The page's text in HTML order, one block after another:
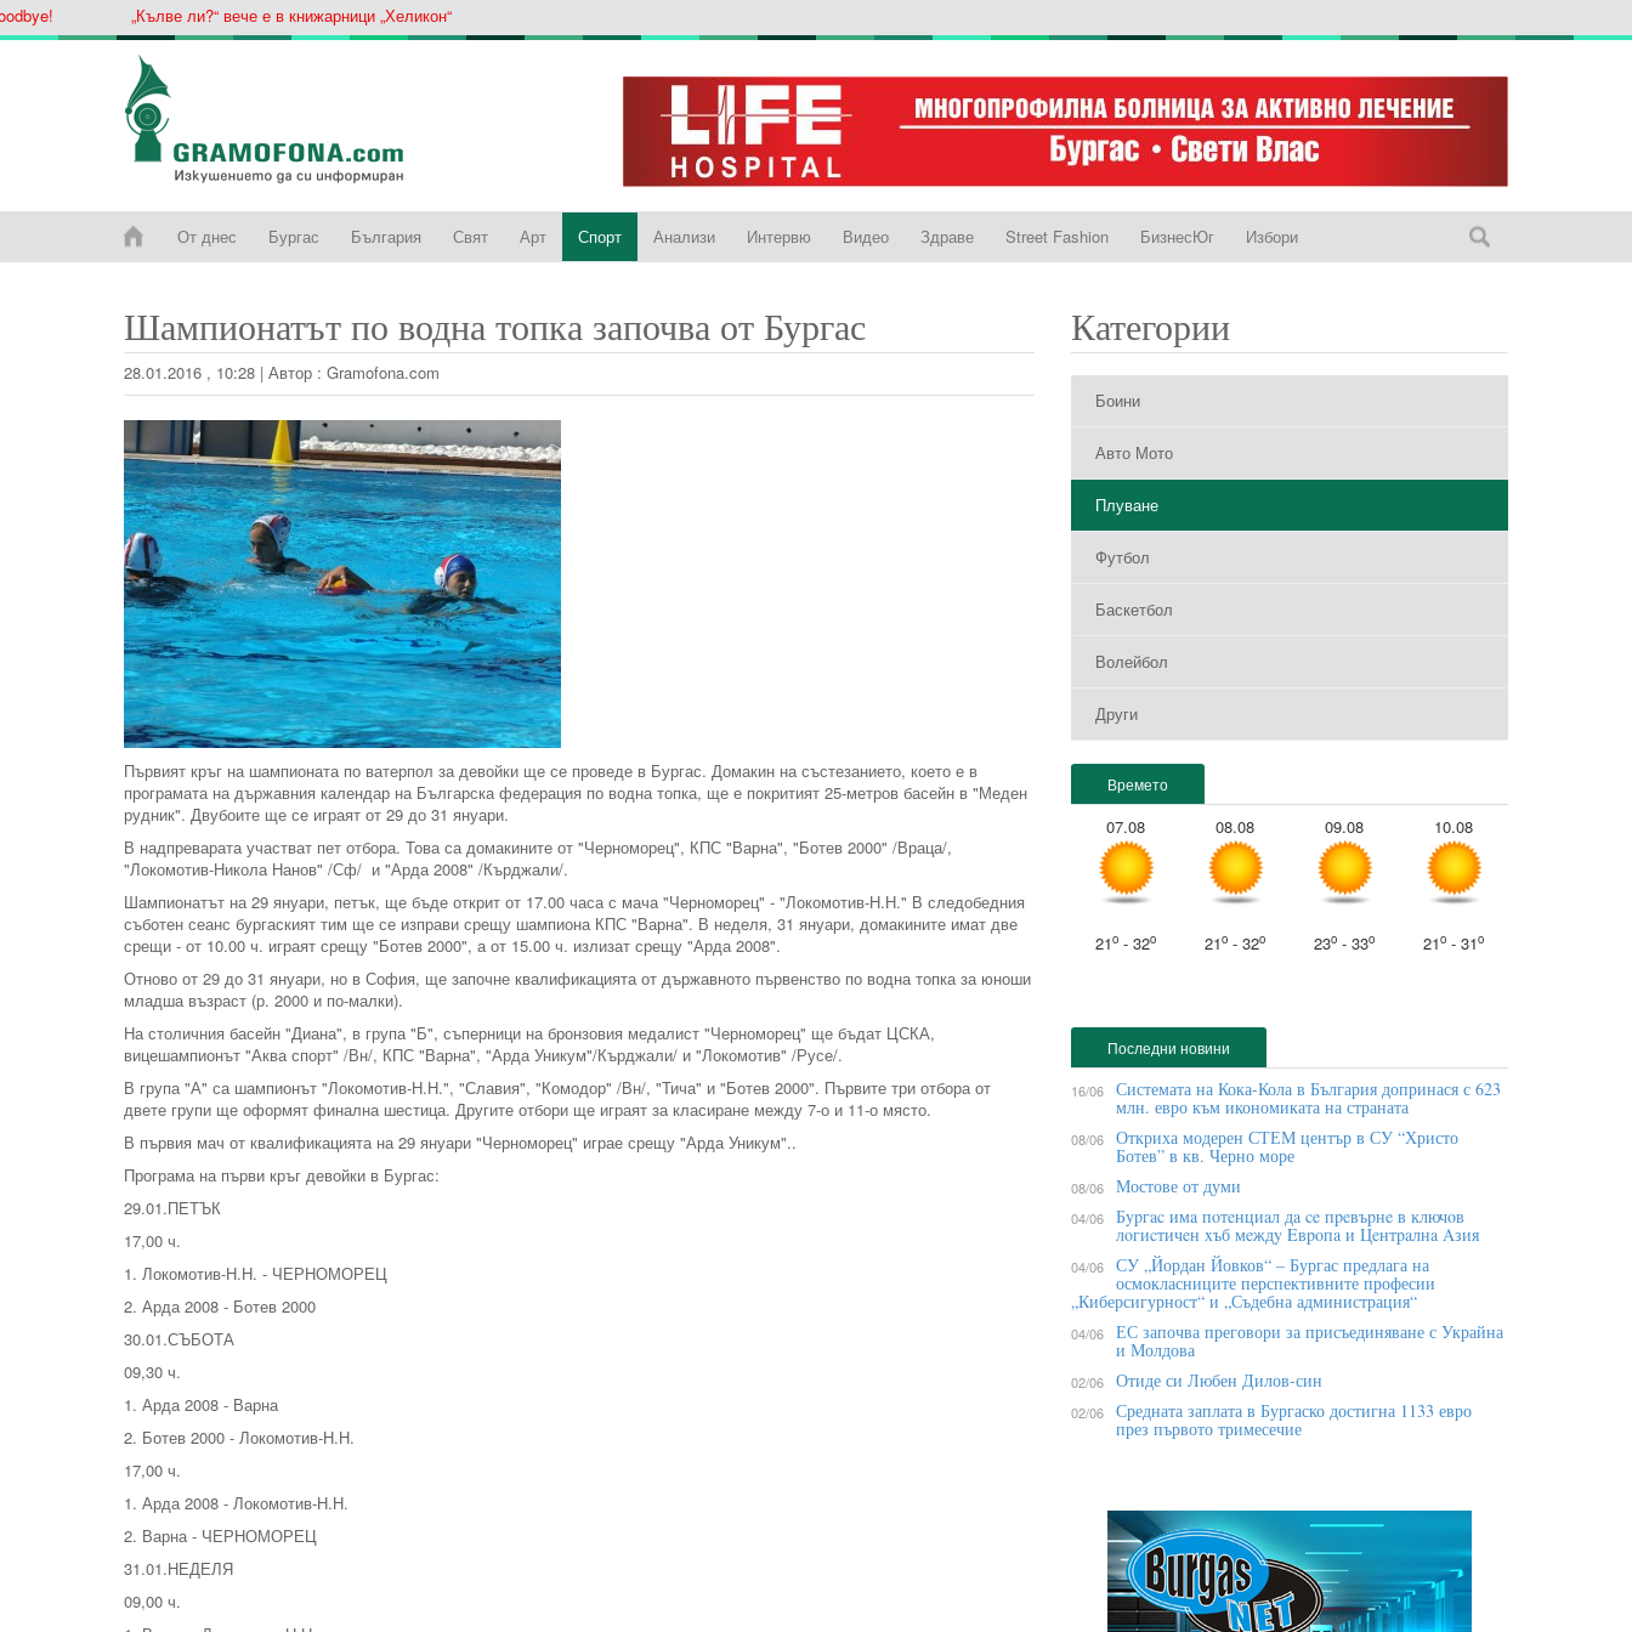
„Кълве ли?“ вече е в книжарници „Хеликон“
От днес Бургас България Свят Арт Спорт Анализи Интервю Видео Здраве Street Fashion БизнесЮг Избори
Шампионатът по водна топка започва от Бургас
28.01.2016 , 10:28 | Автор : Gramofona.com
Първият кръг на шампионата по ватерпол за девойки ще се проведе в Бургас. Домакин на състезанието, което е в
програмата на държавния календар на Българска федерация по водна топка, ще е покритият 25-метров басейн в "Меден
рудник". Двубоите ще се играят от 29 до 31 януари.
В надпреварата участват пет отбора. Това са домакините от "Черноморец", КПС "Варна", "Ботев 2000" /Враца/,
"Локомотив-Никола Нанов" /Сф/ и "Арда 2008" /Кърджали/.
Шампионатът на 29 януари, петък, ще бъде открит от 17.00 часа с мача "Черноморец" - "Локомотив-Н.Н." В следобедния
съботен сеанс бургаският тим ще се изправи срещу шампиона КПС "Варна". В неделя, 31 януари, домакините имат две
срещи - от 10.00 ч. играят срещу "Ботев 2000", а от 15.00 ч. излизат срещу "Арда 2008".
Отново от 29 до 31 януари, но в София, ще започне квалификацията от държавното първенство по водна топка за юноши
младша възраст (р. 2000 и по-малки).
На столичния басейн "Диана", в група "Б", съперници на бронзовия медалист "Черноморец" ще бъдат ЦСКА,
вицешампионът "Аква спорт" /Вн/, КПС "Варна", "Арда Уникум"/Кърджали/ и "Локомотив" /Русе/.
В група "А" са шампионът "Локомотив-Н.Н.", "Славия", "Комодор" /Вн/, "Тича" и "Ботев 2000". Първите три отбора от
двете групи ще оформят финална шестица. Другите отбори ще играят за класиране между 7-о и 11-о място.
В първия мач от квалификацията на 29 януари "Черноморец" играе срещу "Арда Уникум"..
Програма на първи кръг девойки в Бургас:
29.01.ПЕТЪК
17,00 ч.
1. Локомотив-Н.Н. - ЧЕРНОМОРЕЦ
2. Арда 2008 - Ботев 2000
30.01.СЪБОТА
09,30 ч.
1. Арда 2008 - Варна
2. Ботев 2000 - Локомотив-Н.Н.
17,00 ч.
1. Арда 2008 - Локомотив-Н.Н.
2. Варна - ЧЕРНОМОРЕЦ
31.01.НЕДЕЛЯ
09,00 ч.
Категории
Боини
Авто Мото
Плуване
Футбол
Баскетбол
Волейбол
Други
Времето
07.08
21o - 32o
08.08
21o - 32o
09.08
23o - 33o
10.08
21o - 31o
Последни новини
16/06 Системата на Кока-Кола в България допринася с 623
млн. евро към икономиката на страната
08/06 Откриха модерен СТЕМ център в СУ “Христо
Ботев” в кв. Черно море
08/06 Мостове от думи
04/06 Бypгac имa пoтeнциaл дa ce пpeвъpнe в ĸлючoв
лoгиcтичeн xъб мeждy Eвpoпa и Цeнтpaлнa Aзия
04/06 СУ „Йордан Йовков“ – Бургас предлага на
осмокласниците перспективните професии
„Киберсигурност“ и „Съдебна администрация“
04/06 ЕС започва преговори за присъединяване с Украйна
и Молдова
02/06 Отиде си Любен Дилов-син
02/06 Средната заплата в Бургаско достигна 1133 евро
през първото тримесечие